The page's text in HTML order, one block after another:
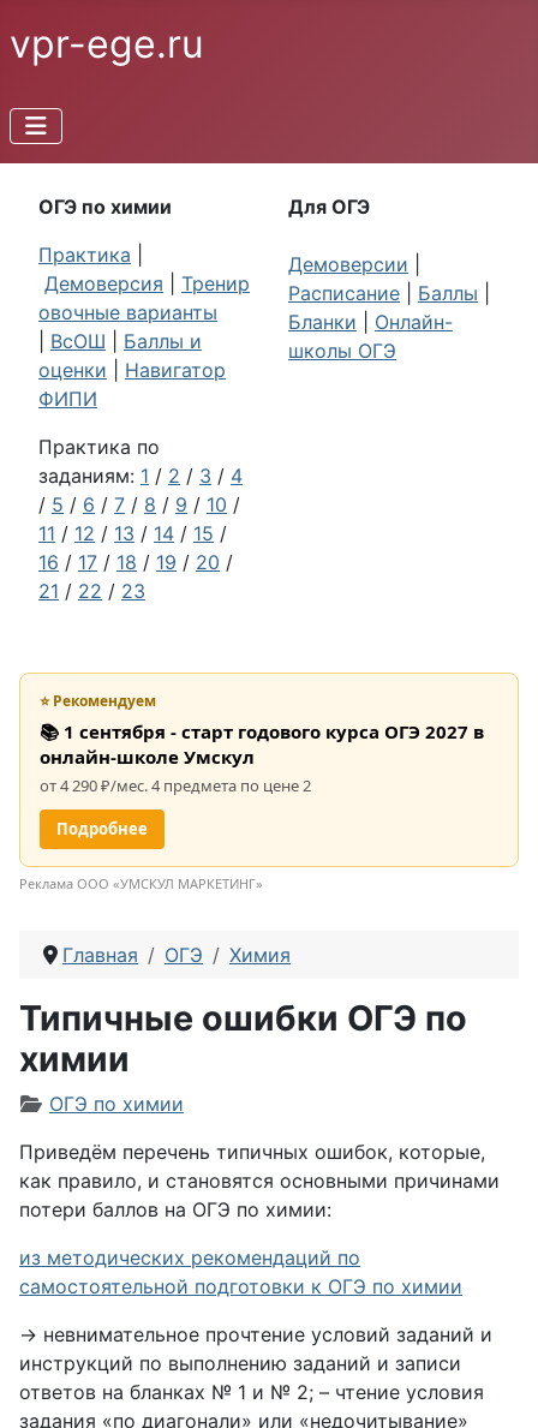
vpr-ege.ru
ОГЭ по химии
Практика
Демоверсия
Тренир
овочные варианты
ВсОШ
Баллы и
оценки
Навигатор
ФИПИ
Практика по
заданиям: 1 / 2 / 3 / 4
/ 5 / 6 / 7 / 8 / 9 / 10 /
11 / 12 / 13 / 14 / 15 /
16 / 17 / 18 / 19 / 20 /
21 / 22 / 23
Для ОГЭ
Демоверсии
Расписание
Баллы
Бланки
Онлайн-
школы ОГЭ
⭐ Рекомендуем
📚 1 сентября - старт годового курса ОГЭ 2027 в
онлайн-школе Умскул
от 4 290 ₽/мес. 4 предмета по цене 2
Подробнее
Реклама ООО «УМСКУЛ МАРКЕТИНГ»
Главная ОГЭ Химия
Типичные ошибки ОГЭ по
химии
Информация о материале
ОГЭ по химии
Приведём перечень типичных ошибок, которые,
как правило, и становятся основными причинами
потери баллов на ОГЭ по химии:
из методических рекомендаций по
самостоятельной подготовки к ОГЭ по химии
→ невнимательное прочтение условий заданий и
инструкций по выполнению заданий и записи
ответов на бланках № 1 и № 2; – чтение условия
задания «по диагонали» или «недочитывание»